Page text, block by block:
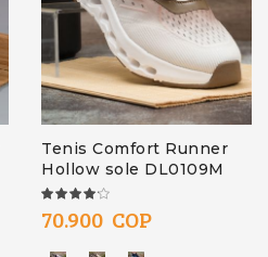
Tenis Comfort Runner
Hollow sole DL0109M
80%
70.900 COP